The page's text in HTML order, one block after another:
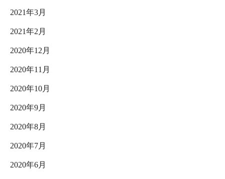
2021年3月
2021年2月
2020年12月
2020年11月
2020年10月
2020年9月
2020年8月
2020年7月
2020年6月